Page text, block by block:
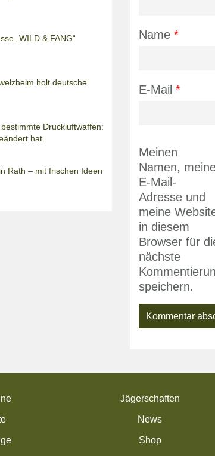
Name *
E-Mail *
Meinen
Namen,
E-Mail-
Adresse und
meine
in diesem
Browser für
nächste
speichern.
„WILD & FANG“
holt deutsche
Druckluftwaffen:
hat
Rath – mit frischen Ideen
Jägerschaften
News
Shop